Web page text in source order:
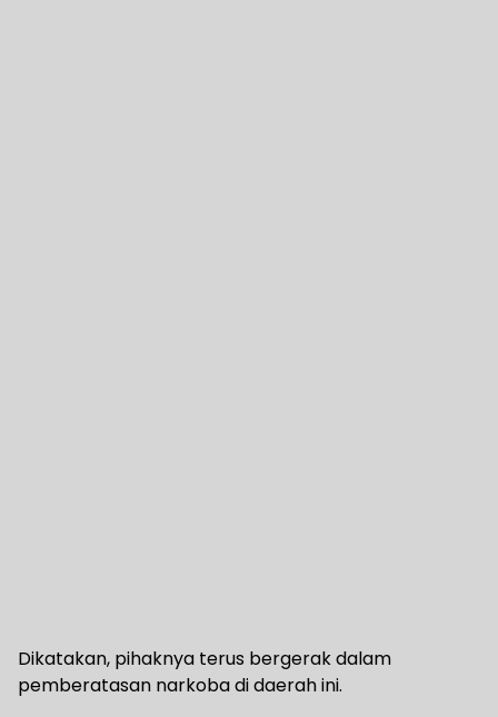
Dikatakan, pihaknya terus bergerak dalam
pemberatasan narkoba di daerah ini.